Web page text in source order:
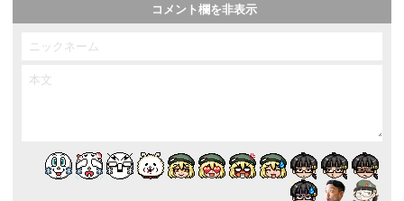
コメント欄を非表示